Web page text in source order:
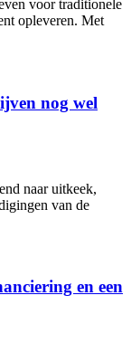
voor traditionele
opleveren. Met
nog wel
naar uitkeek,
van de
en een